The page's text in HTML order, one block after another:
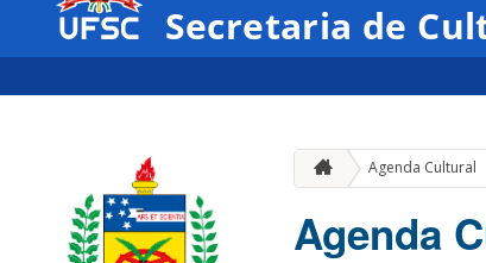
Secretaria de
Agenda Cultural
Agenda